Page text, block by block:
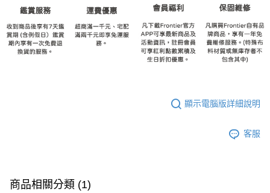
顯示電腦版詳細說明
客服
商品相關分類 (1)